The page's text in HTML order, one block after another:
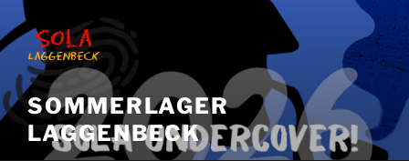
Zum
Inhalt
springen
SOMMERLAGER
LAGGENBECK